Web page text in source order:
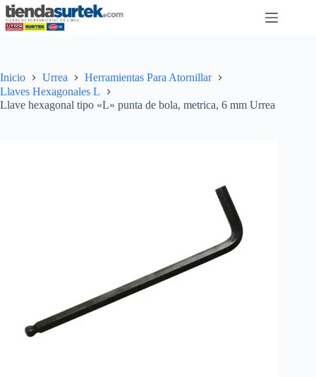
Saltar
al
contenido
Inicio Urrea
Herramientas Para Atornillar
Llaves Hexagonales L
Llave hexagonal tipo «L» punta de bola, metrica, 6 mm Urrea